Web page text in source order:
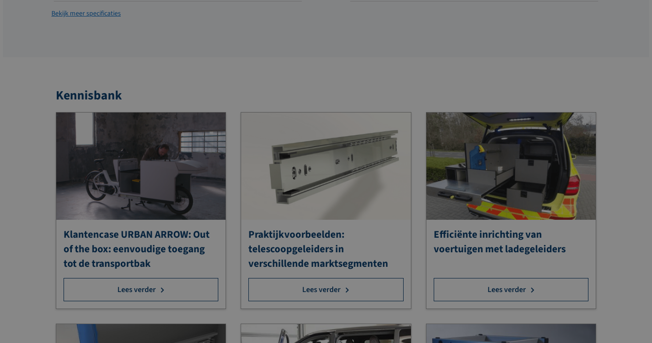
Bekijk meer specificaties
Kennisbank
Klantencase URBAN ARROW: Out
of the box: eenvoudige toegang
tot de transportbak
Lees verder
Praktijkvoorbeelden:
telescoopgeleiders in
verschillende marktsegmenten
Lees verder
Efficiënte inrichting van
voertuigen met ladegeleiders
Lees verder